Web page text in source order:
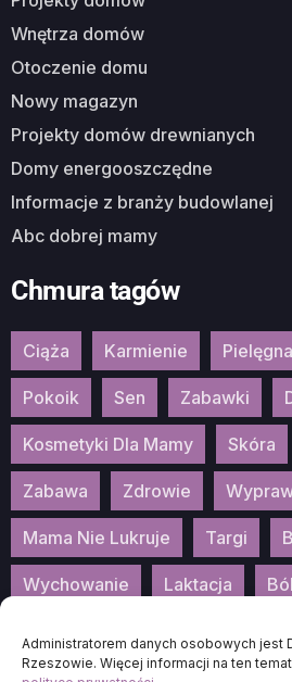
Administratorem danych osobowych jest
Rzeszowie. Więcej informacji na ten
Wnętrza domów
Otoczenie domu
Nowy magazyn
Projekty domów drewnianych
Domy energooszczędne
Informacje z branży budowlanej
Abc dobrej mamy
Chmura tagów
Ciąża Karmienie
Pokoik Sen Zabawki
Kosmetyki Dla Mamy Skóra
Zabawa Zdrowie
Mama Nie Lukruje Targi
Wychowanie Laktacja Ból